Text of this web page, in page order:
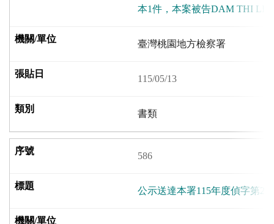
本1件，本案被告DAM THI
臺灣桃園地方檢察署
115/05/13
書類
586
公示送達本署115年度偵字第